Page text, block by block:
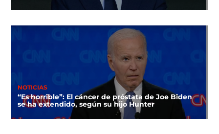
NOTICIAS
“Es horrible”: El cáncer de próstata de Joe Biden
se ha extendido, según su hijo Hunter